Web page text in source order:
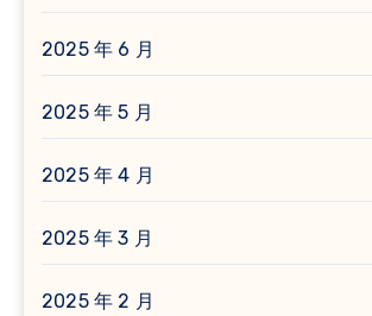
2025 年 6 月
2025 年 5 月
2025 年 4 月
2025 年 3 月
2025 年 2 月